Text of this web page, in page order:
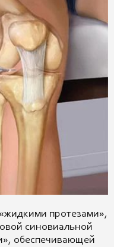
протезами»,
синовиальной
обеспечивающей